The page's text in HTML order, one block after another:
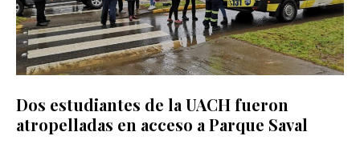
Dos estudiantes de la UACH fueron
atropelladas en acceso a Parque Saval